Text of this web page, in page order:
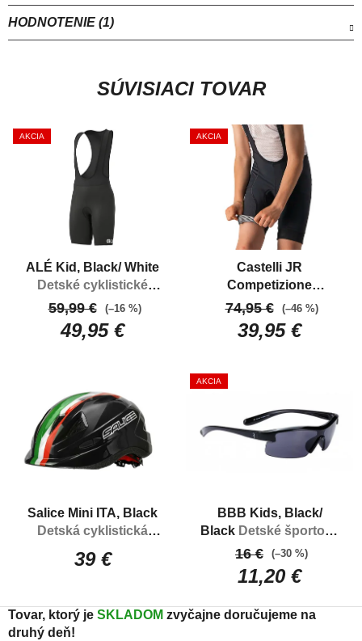
Tovar, ktorý je SKLADOM zvyčajne doručujeme na
druhý deň!
HODNOTENIE (1)
SÚVISIACI TOVAR
AKCIA
ALÉ Kid, Black/ White
Detské cyklistické
nohavice s trakmi
49,95 €
59,99 € (–16 %)
AKCIA
Castelli JR
Competizione
Bibshort, Black
Detské, krátke cyklo
nohavice s trakmi
39,95 €
74,95 € (–46 %)
Salice Mini ITA, Black
Detská cyklistická
39 €
AKCIA
BBB Kids, Black/
Black Detské športové
okuliare
11,20 €
16 € (–30 %)